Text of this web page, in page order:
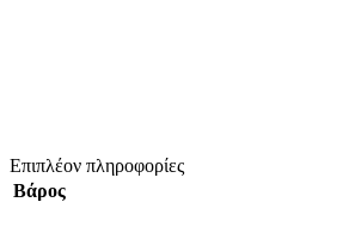
Επιπλέον πληροφορίες
Βάρος